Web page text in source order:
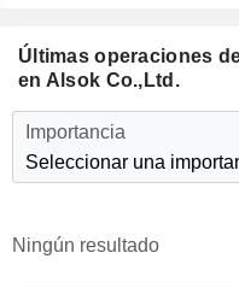
Últimas operaciones
en Alsok Co.,Ltd.
Importancia
Seleccionar una
Ningún resultado